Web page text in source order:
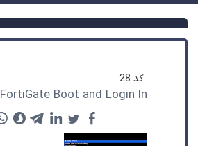
کد 28
FortiGate Boot and Login In